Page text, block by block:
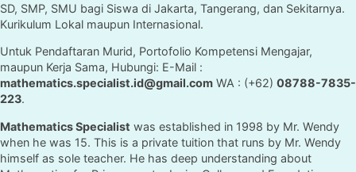
SD, SMP, SMU bagi Siswa di Jakarta, Tangerang, dan Sekitarnya.
Kurikulum Lokal maupun Internasional.
Untuk Pendaftaran Murid, Portofolio Kompetensi Mengajar,
maupun Kerja Sama, Hubungi: E-Mail :
mathematics.specialist.id@gmail.com WA : (+62) 08788-7835-
223.
Mathematics Specialist was established in 1998 by Mr. Wendy
when he was 15. This is a private tuition that runs by Mr. Wendy
himself as sole teacher. He has deep understanding about